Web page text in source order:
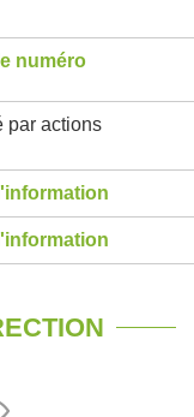
numéro
par actions